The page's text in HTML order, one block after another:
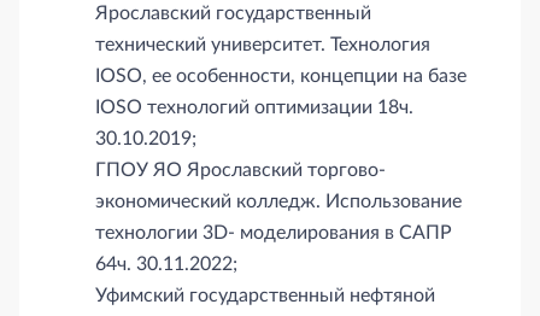
Ярославский государственный
технический университет. Технология
IOSO, ее особенности, концепции на базе
IOSO технологий оптимизации 18ч.
30.10.2019;
ГПОУ ЯО Ярославский торгово-
экономический колледж. Использование
технологии 3D- моделирования в САПР
64ч. 30.11.2022;
Уфимский государственный нефтяной